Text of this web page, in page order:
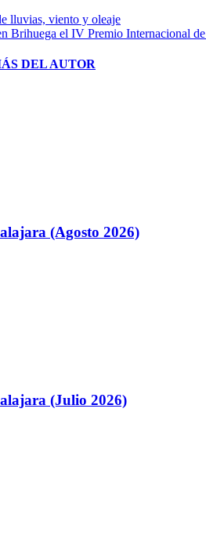
lluvias, viento y oleaje
Brihuega el IV Premio Internacional
DEL AUTOR
(Agosto 2026)
(Julio 2026)